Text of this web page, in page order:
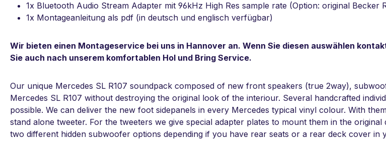
1x Bluetooth Audio Stream Adapter mit 96kHz High Res sample rate (Option: original Becker
1x Montageanleitung als pdf (in deutsch und englisch verfügbar)
Wir bieten einen Montageservice bei uns in Hannover an. Wenn Sie diesen auswählen
Sie auch nach unserem komfortablen Hol und Bring Service.
Our unique Mercedes SL R107 soundpack composed of new front speakers (true 2way),
Mercedes SL R107 without destroying the original look of the interiour. Several handcrafted
possible. We can deliver the new foot sidepanels in every Mercedes typical vinyl colour. With
stand alone tweeter. For the tweeters we give special adapter plates to mount them in the
two different hidden subwoofer options depending if you have rear seats or a rear deck cover in